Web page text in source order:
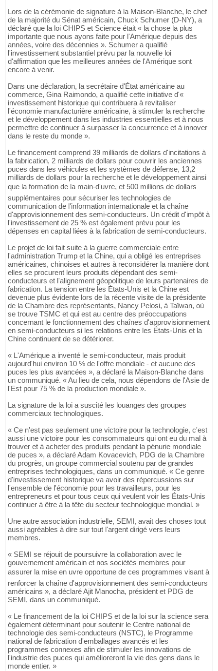
Lors de la cérémonie de signature à la Maison-Blanche, le chef
de la majorité du Sénat américain, Chuck Schumer (D-NY), a
déclaré que la loi CHIPS et Science était « la chose la plus
importante que nous ayons faite pour l'Amérique depuis des
années, voire des décennies ». Schumer a qualifié
l'investissement substantiel prévu par la nouvelle loi
d'affirmation que les meilleures années de l'Amérique sont
encore à venir.
Dans une déclaration, la secrétaire d'État américaine au
commerce, Gina Raimondo, a qualifié cette initiative d'«
investissement historique qui contribuera à revitaliser
l'économie manufacturière américaine, à stimuler la recherche
et le développement dans les industries essentielles et à nous
permettre de continuer à surpasser la concurrence et à innover
dans le reste du monde ».
Le financement comprend 39 milliards de dollars d'incitations à
la fabrication, 2 milliards de dollars pour couvrir les anciennes
puces dans les véhicules et les systèmes de défense, 13,2
milliards de dollars pour la recherche et le développement ainsi
que la formation de la main-d'uvre, et 500 millions de dollars
supplémentaires pour sécuriser les technologies de
communication de l'information internationale et la chaîne
d'approvisionnement des semi-conducteurs. Un crédit d'impôt à
l'investissement de 25 % est également prévu pour les
dépenses en capital liées à la fabrication de semi-conducteurs.
Le projet de loi fait suite à la guerre commerciale entre
l'administration Trump et la Chine, qui a obligé les entreprises
américaines, chinoises et autres à reconsidérer la manière dont
elles se procurent leurs produits dépendant des semi-
conducteurs et l'alignement géopolitique de leurs partenaires de
fabrication. La tension entre les États-Unis et la Chine est
devenue plus évidente lors de la récente visite de la présidente
de la Chambre des représentants, Nancy Pelosi, à Taïwan, où
se trouve TSMC et qui est au centre des préoccupations
concernant le fonctionnement des chaînes d'approvisionnement
en semi-conducteurs si les relations entre les États-Unis et la
Chine continuent de se détériorer.
« L'Amérique a inventé le semi-conducteur, mais produit
aujourd'hui environ 10 % de l'offre mondiale - et aucune des
puces les plus avancées », a déclaré la Maison-Blanche dans
un communiqué. « Au lieu de cela, nous dépendons de l'Asie de
l'Est pour 75 % de la production mondiale ».
La signature de la loi a suscité les louanges des groupes
commerciaux technologiques.
« Ce n'est pas seulement une victoire pour la technologie, c'est
aussi une victoire pour les consommateurs qui ont eu du mal à
trouver et à acheter des produits pendant la pénurie mondiale
de puces », a déclaré Adam Kovacevich, PDG de la Chambre
du progrès, un groupe commercial soutenu par de grandes
entreprises technologiques, dans un communiqué. « Ce genre
d'investissement historique va avoir des répercussions sur
l'ensemble de l'économie pour les travailleurs, pour les
entrepreneurs et pour tous ceux qui veulent voir les États-Unis
continuer à être à la tête du secteur technologique mondial. »
Une autre association industrielle, SEMI, avait des choses tout
aussi agréables à dire sur tout l'argent dirigé vers leurs
membres.
« SEMI se réjouit de poursuivre la collaboration avec le
gouvernement américain et nos sociétés membres pour
assurer la mise en uvre opportune de ces programmes visant à
renforcer la chaîne d'approvisionnement des semi-conducteurs
américains », a déclaré Ajit Manocha, président et PDG de
SEMI, dans un communiqué.
« Le financement de la loi CHIPS et de la loi sur la science sera
également déterminant pour soutenir le Centre national de
technologie des semi-conducteurs (NSTC), le Programme
national de fabrication d'emballages avancés et les
programmes connexes afin de stimuler les innovations de
l'industrie des puces qui amélioreront la vie des gens dans le
monde entier. »